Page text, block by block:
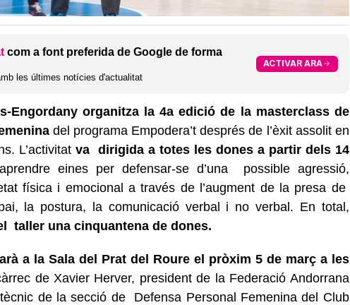
com a font preferida de Google de forma
les últimes notícies d'actualitat
ACTIVAR ARA
Engordany organitza la 4a edició de la masterclass de
del programa Empodera’t després de l’èxit assolit en
L’activitat va dirigida a totes les dones a partir dels 14
eines per defensar-se d’una possible agressió,
física i emocional a través de l’augment de la presa de
la postura, la comunicació verbal i no verbal. En total,
taller una cinquantena de dones.
a la Sala del Prat del Roure el pròxim 5 de març a les
de Xavier Herver, president de la Federació Andorrana
de la secció de Defensa Personal Femenina del Club